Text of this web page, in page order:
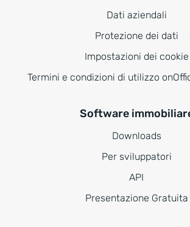
Dati aziendali
Protezione dei dati
Impostazioni dei cookie
Termini e condizioni di utilizzo
Software
Downloads
Per sviluppatori
API
Presentazione Gratuita